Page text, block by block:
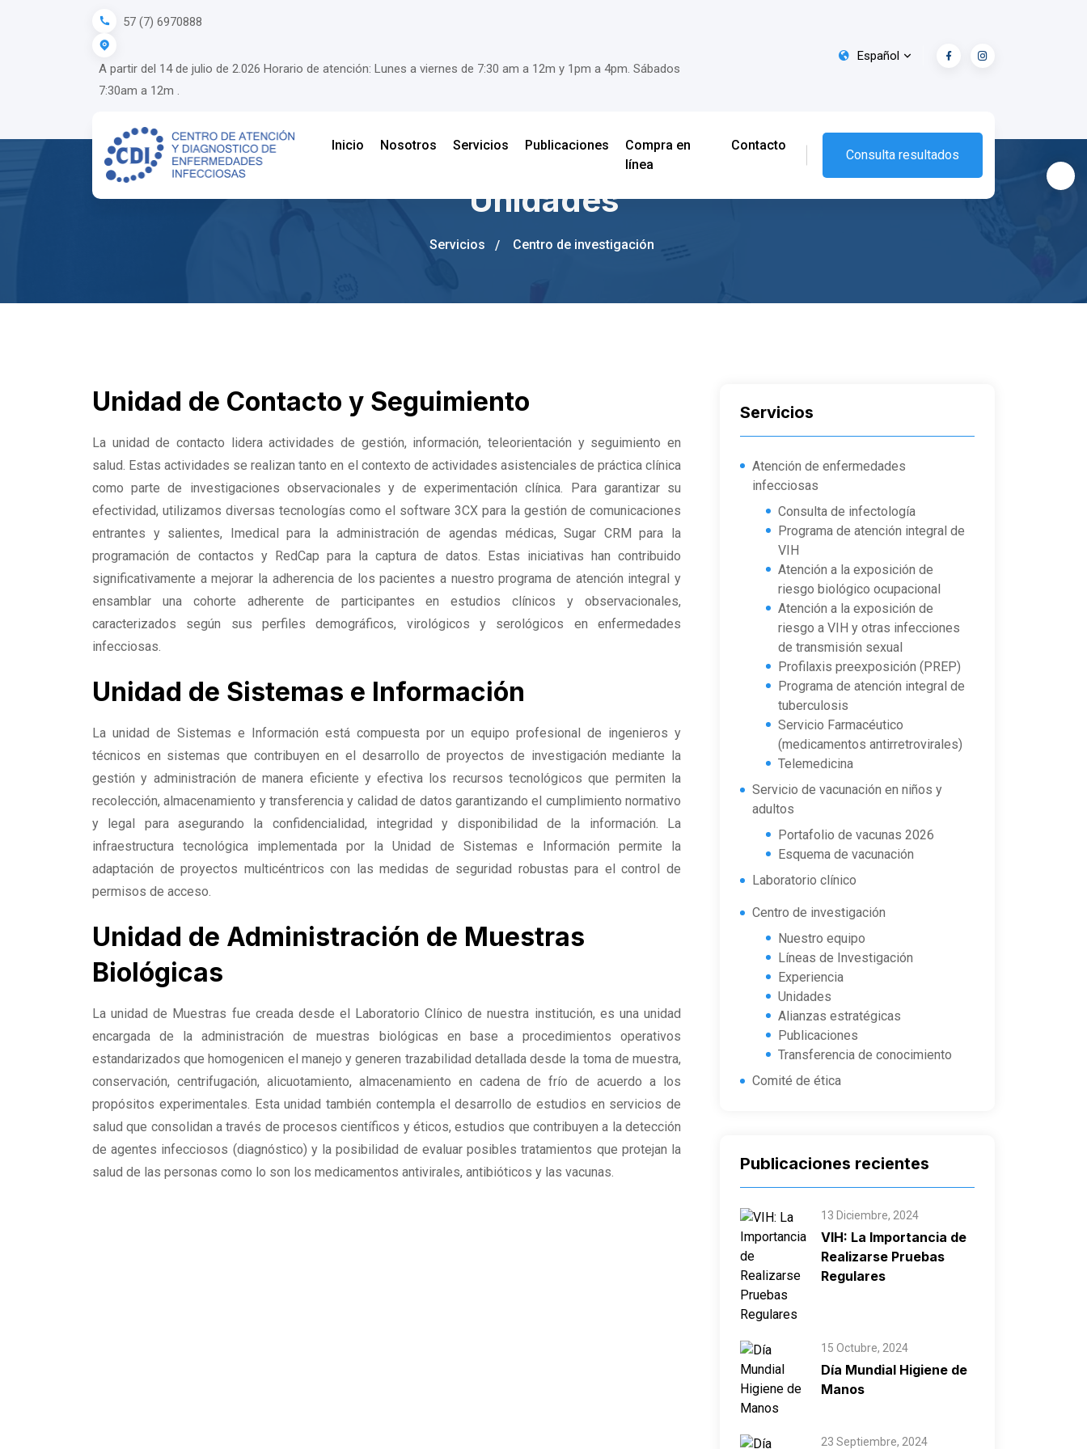
57 (7) 6970888
A partir del 14 de julio de 2.026 Horario de atención: Lunes a viernes de 7:30 am a 12m y 1pm a 4pm. Sábados
7:30am a 12m .
Español
Inicio Nosotros Servicios Publicaciones
Compra en
línea
Contacto
Consulta resultados
Unidades
Servicios Centro de investigación
Unidad de Contacto y Seguimiento
La unidad de contacto lidera actividades de gestión, información, teleorientación y seguimiento en
salud. Estas actividades se realizan tanto en el contexto de actividades asistenciales de práctica clínica
como parte de investigaciones observacionales y de experimentación clínica. Para garantizar su
efectividad, utilizamos diversas tecnologías como el software 3CX para la gestión de comunicaciones
entrantes y salientes, Imedical para la administración de agendas médicas, Sugar CRM para la
programación de contactos y RedCap para la captura de datos. Estas iniciativas han contribuido
significativamente a mejorar la adherencia de los pacientes a nuestro programa de atención integral y
ensamblar una cohorte adherente de participantes en estudios clínicos y observacionales,
caracterizados según sus perfiles demográficos, virológicos y serológicos en enfermedades
infecciosas.
Unidad de Sistemas e Información
La unidad de Sistemas e Información está compuesta por un equipo profesional de ingenieros y
técnicos en sistemas que contribuyen en el desarrollo de proyectos de investigación mediante la
gestión y administración de manera eficiente y efectiva los recursos tecnológicos que permiten la
recolección, almacenamiento y transferencia y calidad de datos garantizando el cumplimiento normativo
y legal para asegurando la confidencialidad, integridad y disponibilidad de la información. La
infraestructura tecnológica implementada por la Unidad de Sistemas e Información permite la
adaptación de proyectos multicéntricos con las medidas de seguridad robustas para el control de
permisos de acceso.
Unidad de Administración de Muestras
Biológicas
La unidad de Muestras fue creada desde el Laboratorio Clínico de nuestra institución, es una unidad
encargada de la administración de muestras biológicas en base a procedimientos operativos
estandarizados que homogenicen el manejo y generen trazabilidad detallada desde la toma de muestra,
conservación, centrifugación, alicuotamiento, almacenamiento en cadena de frío de acuerdo a los
propósitos experimentales. Esta unidad también contempla el desarrollo de estudios en servicios de
salud que consolidan a través de procesos científicos y éticos, estudios que contribuyen a la detección
de agentes infecciosos (diagnóstico) y la posibilidad de evaluar posibles tratamientos que protejan la
salud de las personas como lo son los medicamentos antivirales, antibióticos y las vacunas.
Servicios
Atención de enfermedades
infecciosas
Consulta de infectología
Programa de atención integral de
VIH
Atención a la exposición de
riesgo biológico ocupacional
Atención a la exposición de
riesgo a VIH y otras infecciones
de transmisión sexual
Profilaxis preexposición (PREP)
Programa de atención integral de
tuberculosis
Servicio Farmacéutico
(medicamentos antirretrovirales)
Telemedicina
Servicio de vacunación en niños y
adultos
Portafolio de vacunas 2026
Esquema de vacunación
Laboratorio clínico
Centro de investigación
Nuestro equipo
Líneas de Investigación
Experiencia
Unidades
Alianzas estratégicas
Publicaciones
Transferencia de conocimiento
Comité de ética
Publicaciones recientes
13 Diciembre, 2024
VIH: La Importancia de
Realizarse Pruebas
Regulares
15 Octubre, 2024
Día Mundial Higiene de
Manos
23 Septiembre, 2024